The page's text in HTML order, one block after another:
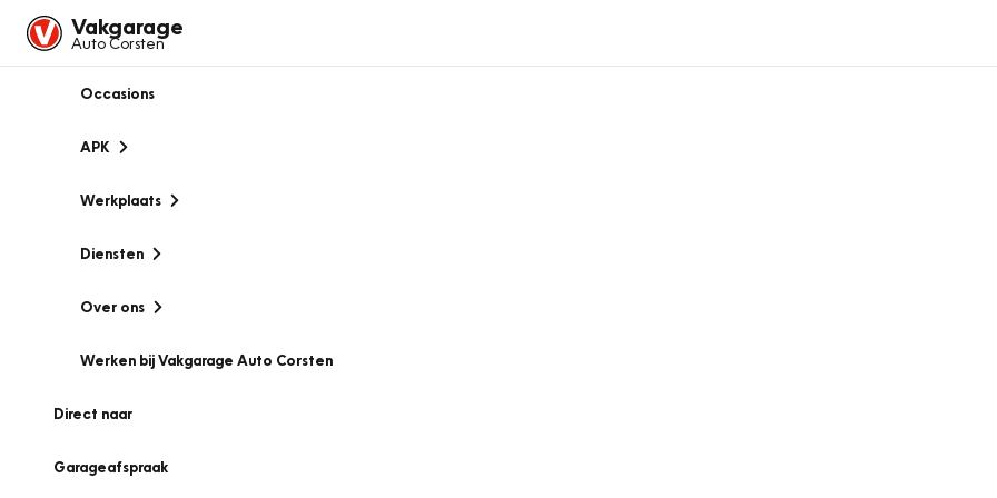
Vakgarage
Auto Corsten
Occasions
APK
Werkplaats
Diensten
Over ons
Werken bij Vakgarage Auto Corsten
Direct naar
Garageafspraak